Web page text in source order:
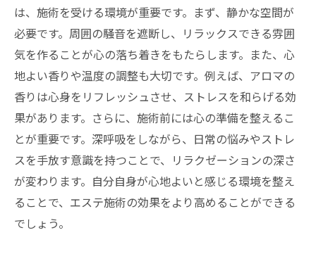
は、施術を受ける環境が重要です。まず、静かな空間が
必要です。周囲の騒音を遮断し、リラックスできる雰囲
気を作ることが心の落ち着きをもたらします。また、心
地よい香りや温度の調整も大切です。例えば、アロマの
香りは心身をリフレッシュさせ、ストレスを和らげる効
果があります。さらに、施術前には心の準備を整えるこ
とが重要です。深呼吸をしながら、日常の悩みやストレ
スを手放す意識を持つことで、リラクゼーションの深さ
が変わります。自分自身が心地よいと感じる環境を整え
ることで、エステ施術の効果をより高めることができる
でしょう。